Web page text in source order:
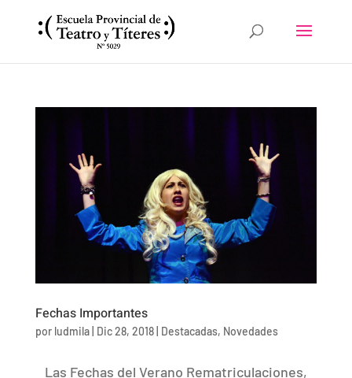
Fechas Importantes
por ludmila| Dic 28, 2018| Destacadas, Novedades
Las Fechas del Verano Rematriculaciones,